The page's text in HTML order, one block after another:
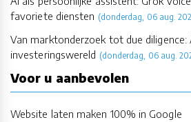
favoriete diensten (donderdag, 06 aug.
Van marktonderzoek tot due diligence:
investeringswereld (donderdag, 06 aug.
Voor u aanbevolen
Website laten maken 100% in Google